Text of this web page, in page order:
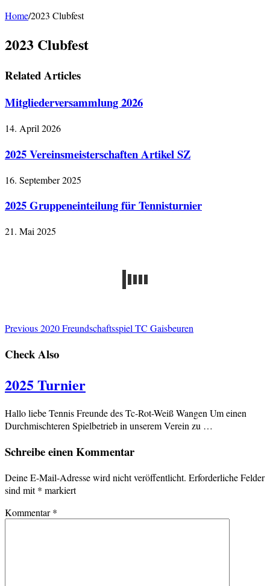
Home/2023 Clubfest
2023 Clubfest
Related Articles
Mitgliederversammlung 2026
14. April 2026
2025 Vereinsmeisterschaften Artikel SZ
16. September 2025
2025 Gruppeneinteilung für Tennisturnier
21. Mai 2025
Previous2020 Freundschaftsspiel TC Gaisbeuren
Check Also
2025 Turnier
Hallo liebe Tennis Freunde des Tc-Rot-Weiß Wangen Um einen
Durchmischteren Spielbetrieb in unserem Verein zu …
Schreibe einen Kommentar
Deine E-Mail-Adresse wird nicht veröffentlicht. Erforderliche Felder
sind mit* markiert
Kommentar*